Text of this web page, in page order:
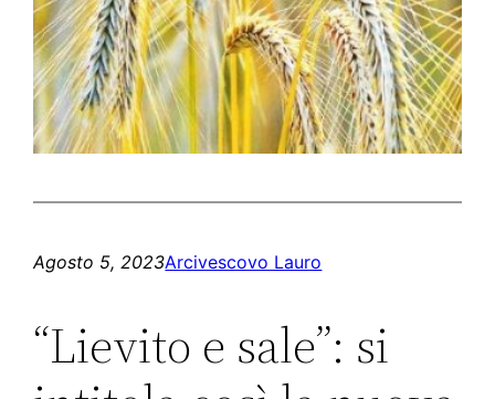
Agosto 5, 2023Arcivescovo Lauro
“Lievito e sale”: si